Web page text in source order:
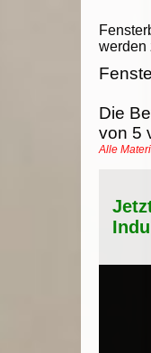
werden
Die
von 5
Alle